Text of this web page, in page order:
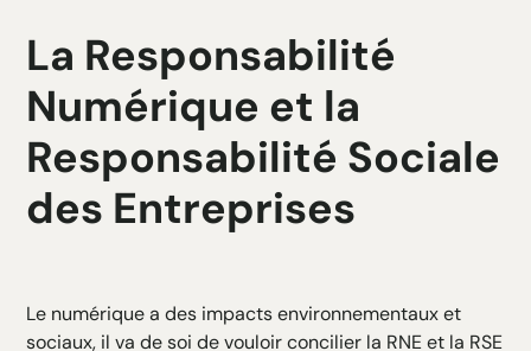
La Responsabilité
Numérique et la
Responsabilité Sociale
des Entreprises
Le numérique a des impacts environnementaux et
sociaux, il va de soi de vouloir concilier la RNE et la RSE